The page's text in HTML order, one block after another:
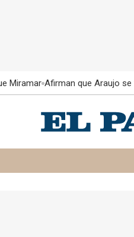
Miramar Afirman que Araujo se